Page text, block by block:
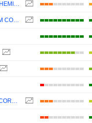
CHINA PETROLEUM & CHEMICAL CORPORATION
MARATHON PETROLEUM CORPORATION
OIL AND NATURAL GAS CORPORATION LIMITED